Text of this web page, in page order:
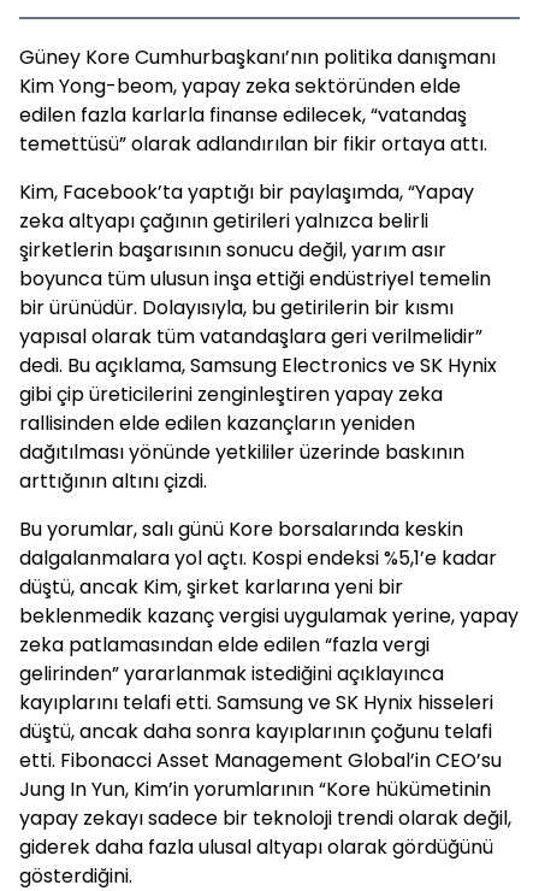
Güney Kore Cumhurbaşkanı’nın politika danışmanı
Kim Yong-beom, yapay zeka sektöründen elde
edilen fazla karlarla finanse edilecek, “vatandaş
temettüsü” olarak adlandırılan bir fikir ortaya attı.
Kim, Facebook’ta yaptığı bir paylaşımda, “Yapay
zeka altyapı çağının getirileri yalnızca belirli
şirketlerin başarısının sonucu değil, yarım asır
boyunca tüm ulusun inşa ettiği endüstriyel temelin
bir ürünüdür. Dolayısıyla, bu getirilerin bir kısmı
yapısal olarak tüm vatandaşlara geri verilmelidir”
dedi. Bu açıklama, Samsung Electronics ve SK Hynix
gibi çip üreticilerini zenginleştiren yapay zeka
rallisinden elde edilen kazançların yeniden
dağıtılması yönünde yetkililer üzerinde baskının
arttığının altını çizdi.
Bu yorumlar, salı günü Kore borsalarında keskin
dalgalanmalara yol açtı. Kospi endeksi %5,1’e kadar
düştü, ancak Kim, şirket karlarına yeni bir
beklenmedik kazanç vergisi uygulamak yerine, yapay
zeka patlamasından elde edilen “fazla vergi
gelirinden” yararlanmak istediğini açıklayınca
kayıplarını telafi etti. Samsung ve SK Hynix hisseleri
düştü, ancak daha sonra kayıplarının çoğunu telafi
etti. Fibonacci Asset Management Global’in CEO’su
Jung In Yun, Kim’in yorumlarının “Kore hükümetinin
yapay zekayı sadece bir teknoloji trendi olarak değil,
giderek daha fazla ulusal altyapı olarak gördüğünü
gösterdiğini.